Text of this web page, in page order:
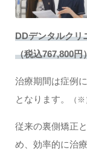
DDデンタルクリ
（税込767,800円
治療期間は症例
となります。
（※
従来の裏側矯正
め、効率的に治